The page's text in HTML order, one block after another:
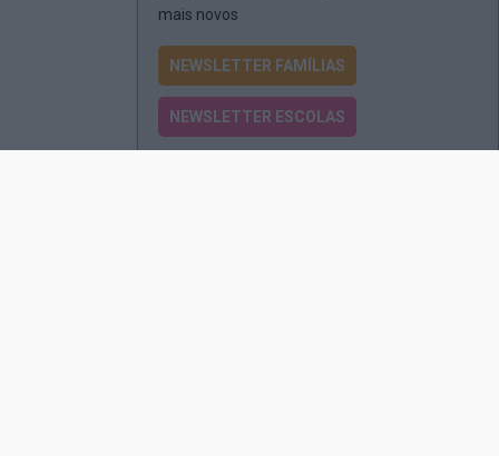
mais novos
NEWSLETTER FAMÍLIAS
NEWSLETTER ESCOLAS